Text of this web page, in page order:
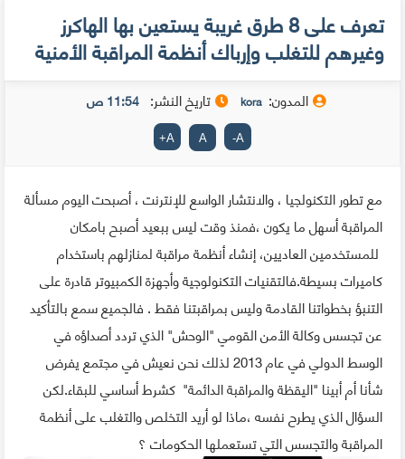
تعرف على 8 طرق غريبة يستعين بها الهاكرز
وغيرهم للتغلب وإرباك أنظمة المراقبة الأمنية
المدون: kora تاريخ النشر: 11:54 ص
A
-
A
A
+
مع تطور التكنولجيا ، والانتشار الواسع للإنترنت ، أصبحت اليوم مسألة
المراقبة أسهل ما يكون ،فمنذ وقت ليس ببعيد أصبح بامكان
للمستخدمين العاديين، إنشاء أنظمة مراقبة لمنازلهم باستخدام
كاميرات بسيطة.فالتقنيات التكنولوجية وأجهزة الكمبيوتر قادرة على
التنبؤ بخطواتنا القادمة وليس بمراقبتنا فقط . فالجميع سمع بالتأكيد
عن تجسس وكالة الأمن القومي "الوحش" الذي تردد أصداؤه في
الوسط الدولي في عام 2013 لذلك نحن نعيش في مجتمع يفرض
شأنا أم أبينا "اليقظة والمراقبة الدائمة" كشرط أساسي للبقاء.لكن
السؤال الذي يطرح نفسه ،ماذا لو أريد التخلص والتغلب على أنظمة
المراقبة والتجسس التي تستعملها الحكومات ؟